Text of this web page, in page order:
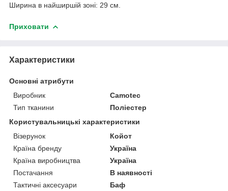
Ширина в найширшій зоні: 29 см.
Приховати
Характеристики
Основні атрибути
Виробник
Camotec
Тип тканини
Поліестер
Користувальницькі характеристики
Візерунок
Койот
Країна бренду
Україна
Країна виробництва
Україна
Постачання
В наявності
Тактичні аксесуари
Баф